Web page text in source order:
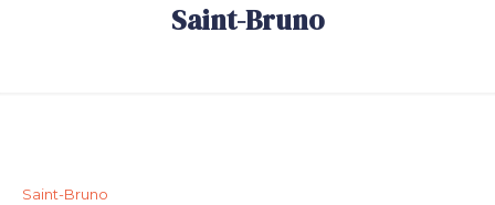
Saint-Bruno
Saint-Bruno